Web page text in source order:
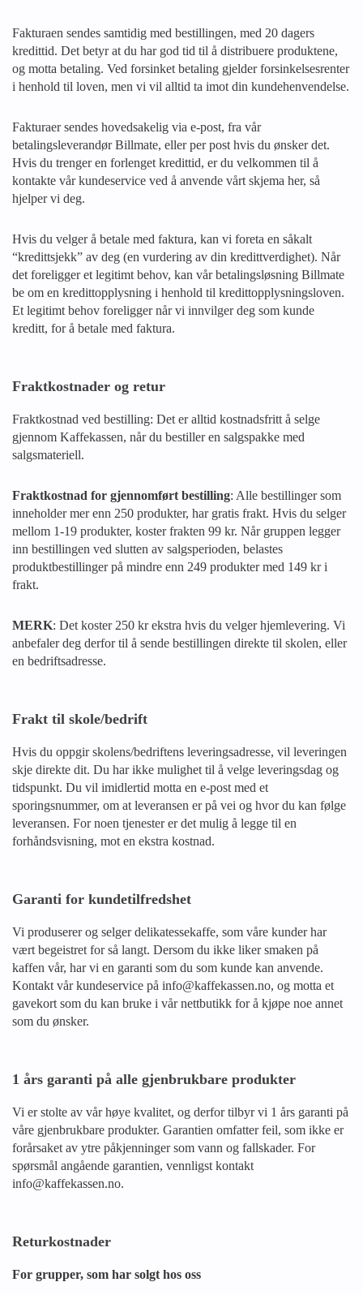
Fakturaen sendes samtidig med bestillingen, med 20 dagers
kredittid. Det betyr at du har god tid til å distribuere produktene,
og motta betaling. Ved forsinket betaling gjelder forsinkelsesrenter
i henhold til loven, men vi vil alltid ta imot din kundehenvendelse.
Fakturaer sendes hovedsakelig via e-post, fra vår
betalingsleverandør Billmate, eller per post hvis du ønsker det.
Hvis du trenger en forlenget kredittid, er du velkommen til å
kontakte vår kundeservice ved å anvende vårt skjema her, så
hjelper vi deg.
Hvis du velger å betale med faktura, kan vi foreta en såkalt
“kredittsjekk” av deg (en vurdering av din kredittverdighet). Når
det foreligger et legitimt behov, kan vår betalingsløsning Billmate
be om en kredittopplysning i henhold til kredittopplysningsloven.
Et legitimt behov foreligger når vi innvilger deg som kunde
kreditt, for å betale med faktura.
Fraktkostnader og retur
Fraktkostnad ved bestilling: Det er alltid kostnadsfritt å selge
gjennom Kaffekassen, når du bestiller en salgspakke med
salgsmateriell.
Fraktkostnad for gjennomført bestilling: Alle bestillinger som
inneholder mer enn 250 produkter, har gratis frakt. Hvis du selger
mellom 1-19 produkter, koster frakten 99 kr. Når gruppen legger
inn bestillingen ved slutten av salgsperioden, belastes
produktbestillinger på mindre enn 249 produkter med 149 kr i
frakt.
MERK: Det koster 250 kr ekstra hvis du velger hjemlevering. Vi
anbefaler deg derfor til å sende bestillingen direkte til skolen, eller
en bedriftsadresse.
Frakt til skole/bedrift
Hvis du oppgir skolens/bedriftens leveringsadresse, vil leveringen
skje direkte dit. Du har ikke mulighet til å velge leveringsdag og
tidspunkt. Du vil imidlertid motta en e-post med et
sporingsnummer, om at leveransen er på vei og hvor du kan følge
leveransen. For noen tjenester er det mulig å legge til en
forhåndsvisning, mot en ekstra kostnad.
Garanti for kundetilfredshet
Vi produserer og selger delikatessekaffe, som våre kunder har
vært begeistret for så langt. Dersom du ikke liker smaken på
kaffen vår, har vi en garanti som du som kunde kan anvende.
Kontakt vår kundeservice på info@kaffekassen.no, og motta et
gavekort som du kan bruke i vår nettbutikk for å kjøpe noe annet
som du ønsker.
1 års garanti på alle gjenbrukbare produkter
Vi er stolte av vår høye kvalitet, og derfor tilbyr vi 1 års garanti på
våre gjenbrukbare produkter. Garantien omfatter feil, som ikke er
forårsaket av ytre påkjenninger som vann og fallskader. For
spørsmål angående garantien, vennligst kontakt
info@kaffekassen.no.
Returkostnader
For grupper, som har solgt hos oss